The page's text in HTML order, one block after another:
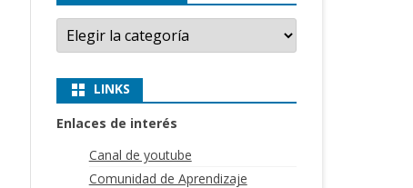
Categorías
LINKS
Enlaces de interés
Canal de youtube
Comunidad de Aprendizaje